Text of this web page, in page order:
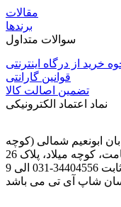
مقالات
برندها
سوالات متداول
خرید از درگاه اینترنتی
قوانین گارانتی
تضمین اصالت کالا
نماد اعتماد الکترونیکی
ابونعیم شمالی (کوچه
031-34404556 الی 9